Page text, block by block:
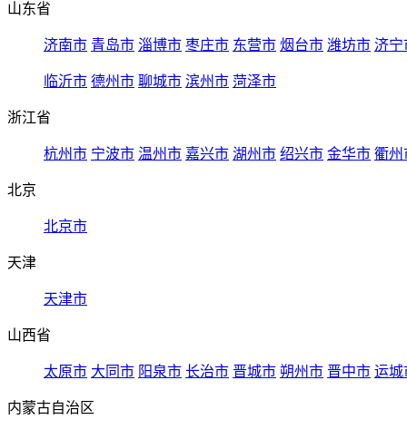
山东省
济南市 青岛市 淄博市 枣庄市 东营市 烟台市 潍坊市 济宁
临沂市 德州市 聊城市 滨州市 菏泽市
浙江省
杭州市 宁波市 温州市 嘉兴市 湖州市 绍兴市 金华市 衢州
北京
北京市
天津
天津市
山西省
太原市 大同市 阳泉市 长治市 晋城市 朔州市 晋中市 运城
内蒙古自治区